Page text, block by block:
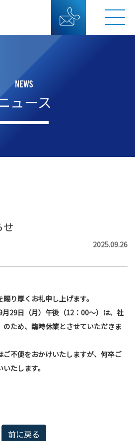
NEWS
ュース
せ
2025.09.26
り厚くお礼申し上げます。
29日（月）午後（12：00～）は、社
ため、臨時休業とさせていただきま
ご不便をおかけいたしますが、何卒ご
たします。
前に戻る